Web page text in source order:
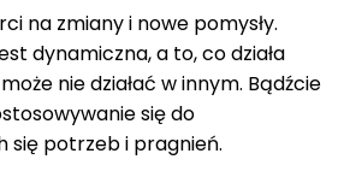
na zmiany i nowe pomysły.
dynamiczna, a to, co działa
nie działać w innym. Bądźcie
się do
się potrzeb i pragnień.